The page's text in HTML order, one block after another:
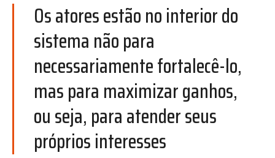
Os atores estão no interior do
sistema não para
necessariamente fortalecê-lo,
mas para maximizar ganhos,
ou seja, para atender seus
próprios interesses